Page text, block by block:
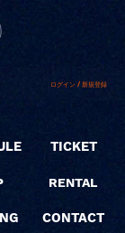
ログイン / 新規登録
TICKET
RENTAL
CONTACT